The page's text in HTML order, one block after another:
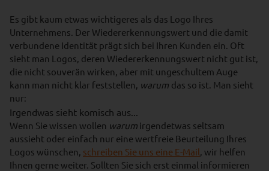
Es gibt kaum etwas wichtigeres als das Logo Ihres
Unternehmens. Der Wiedererkennungswert und die damit
verbundene Identität prägt sich bei Ihren Kunden ein. Oft
sieht man Logos, deren Wiedererkennungswert nicht gut ist,
die nicht souverän wirken, aber mit ungeschultem Auge
kann man nicht klar feststellen, warum das so ist. Man sieht
nur:
Irgendwas sieht komisch aus...
Wenn Sie wissen wollen warum irgendetwas seltsam
aussieht oder einfach nur eine wertfreie Beurteilung Ihres
Logos wünschen, schreiben Sie uns eine E-Mail, wir helfen
Ihnen gerne weiter. Sollten Sie sich erst einmal informieren